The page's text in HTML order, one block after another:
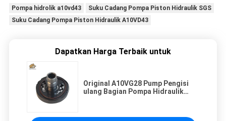
Pompa hidrolik a10vd43
Suku Cadang Pompa Piston Hidraulik SGS
Suku Cadang Pompa Piston Hidraulik A10VD43
Dapatkan Harga Terbaik untuk
Original A10VG28 Pump Pengisi
ulang Bagian Pompa Hidraulik